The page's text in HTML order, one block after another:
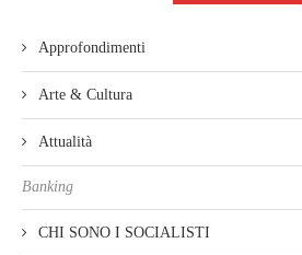
Approfondimenti
Arte & Cultura
Attualità
Banking
CHI SONO I SOCIALISTI